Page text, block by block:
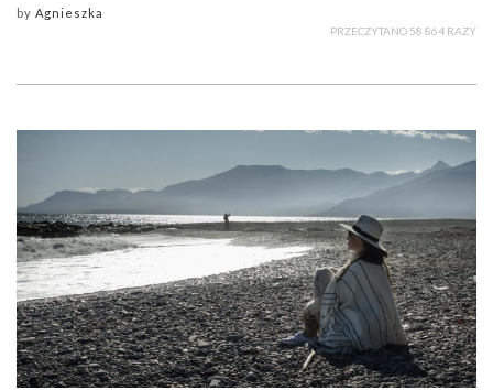
by Agnieszka
PRZECZYTANO 58 864 RAZY